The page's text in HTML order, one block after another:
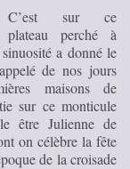
C’est sur ce
plateau perché à
a donné le
de nos jours
maisons de
sur ce monticule
être Julienne de
on célèbre la fête
de la croisade